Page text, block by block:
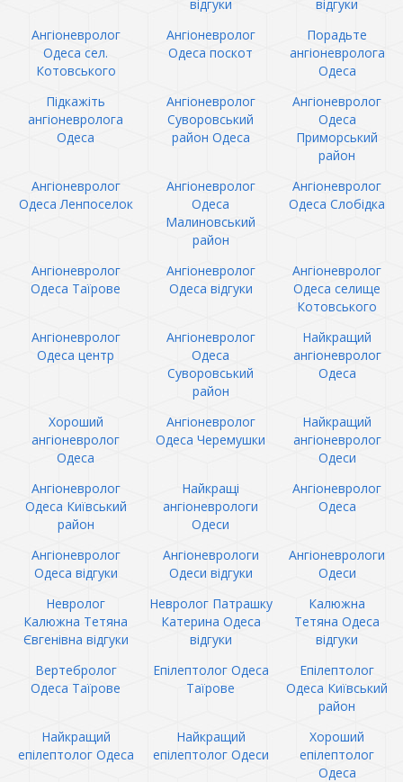
відгуки
відгуки
Ангіоневролог
Одеса сел.
Котовського
Ангіоневролог
Одеса поскот
Порадьте
ангіоневролога
Одеса
Підкажіть
ангіоневролога
Одеса
Ангіоневролог
Суворовський
район Одеса
Ангіоневролог
Одеса
Приморський
район
Ангіоневролог
Одеса Ленпоселок
Ангіоневролог
Одеса
Малиновський
район
Ангіоневролог
Одеса Слобідка
Ангіоневролог
Одеса Таїрове
Ангіоневролог
Одеса відгуки
Ангіоневролог
Одеса селище
Котовського
Ангіоневролог
Одеса центр
Ангіоневролог
Одеса
Суворовський
район
Найкращий
ангіоневролог
Одеса
Хороший
ангіоневролог
Одеса
Ангіоневролог
Одеса Черемушки
Найкращий
ангіоневролог
Одеси
Ангіоневролог
Одеса Київський
район
Найкращі
ангіоневрологи
Одеси
Ангіоневролог
Одеса
Ангіоневролог
Одеса відгуки
Ангіоневрологи
Одеси відгуки
Ангіоневрологи
Одеси
Невролог
Калюжна Тетяна
Євгенівна відгуки
Невролог Патрашку
Катерина Одеса
відгуки
Калюжна
Тетяна Одеса
відгуки
Вертебролог
Одеса Таїрове
Епілептолог Одеса
Таїрове
Епілептолог
Одеса Київський
район
Найкращий
епілептолог Одеса
Найкращий
епілептолог Одеси
Хороший
епілептолог
Одеса